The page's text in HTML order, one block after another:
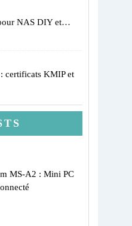
NAS DIY et…
certificats KMIP et
MS-A2 : Mini PC